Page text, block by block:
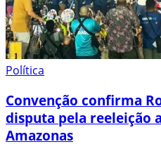
Política
Convenção confirma
disputa pela reeleição
Amazonas